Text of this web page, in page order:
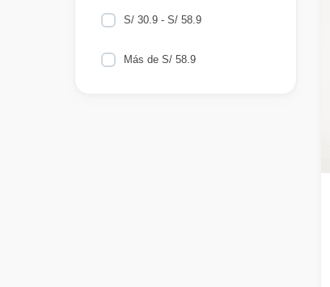
Azul
Lila
S/ 30.9 - S/ 58.9
Más de S/ 58.9